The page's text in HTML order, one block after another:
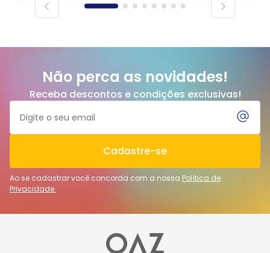
Não perca as novidades!
Receba descontos e condições exclusivas!
Cadastre-se
Ao se cadastrar você concorda com a nossa Política de
Privacidade.